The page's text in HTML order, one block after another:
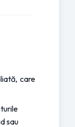
care
sau